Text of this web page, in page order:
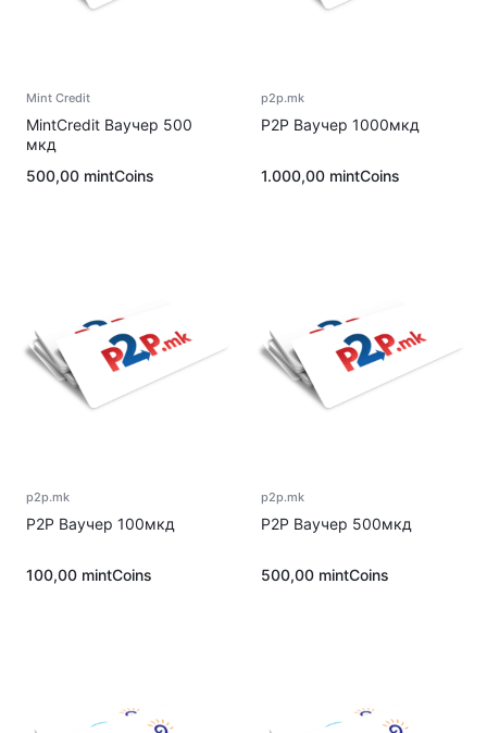
Mint Credit
MintCredit Ваучер 500
мкд
500,00 mintCoins
p2p.mk
P2P Ваучер 1000мкд
1.000,00 mintCoins
p2p.mk
P2P Ваучер 100мкд
100,00 mintCoins
p2p.mk
P2P Ваучер 500мкд
500,00 mintCoins